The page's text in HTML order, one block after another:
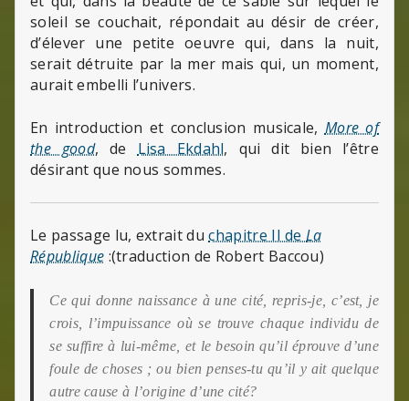
soleil se couchait, répondait au désir de créer,
d’élever une petite oeuvre qui, dans la nuit,
serait détruite par la mer mais qui, un moment,
aurait embelli l’univers.
En introduction et conclusion musicale, More of
the good, de Lisa Ekdahl, qui dit bien l’être
désirant que nous sommes.
Le passage lu, extrait duchapitre II deLa
République :(traduction de Robert Baccou)
Ce qui donne naissance à une cité, repris-je, c’est, je
crois, l’impuissance où se trouve chaque individu de
se suffire à lui-même, et le besoin qu’il éprouve d’une
foule de choses ; ou bien penses-tu qu’il y ait quelque
autre cause à l’origine d’une cité?